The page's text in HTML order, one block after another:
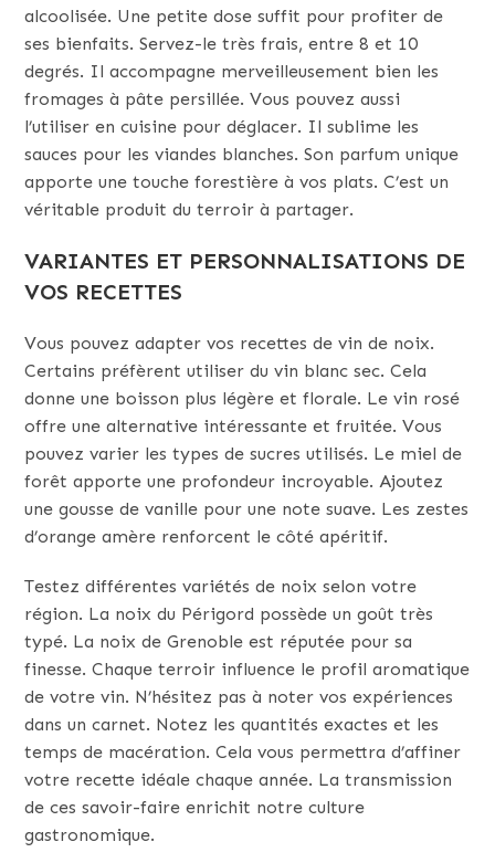
alcoolisée. Une petite dose suffit pour profiter de
ses bienfaits. Servez-le très frais, entre 8 et 10
degrés. Il accompagne merveilleusement bien les
fromages à pâte persillée. Vous pouvez aussi
l’utiliser en cuisine pour déglacer. Il sublime les
sauces pour les viandes blanches. Son parfum unique
apporte une touche forestière à vos plats. C’est un
véritable produit du terroir à partager.
VARIANTES ET PERSONNALISATIONS DE
VOS RECETTES
Vous pouvez adapter vos recettes de vin de noix.
Certains préfèrent utiliser du vin blanc sec. Cela
donne une boisson plus légère et florale. Le vin rosé
offre une alternative intéressante et fruitée. Vous
pouvez varier les types de sucres utilisés. Le miel de
forêt apporte une profondeur incroyable. Ajoutez
une gousse de vanille pour une note suave. Les zestes
d’orange amère renforcent le côté apéritif.
Testez différentes variétés de noix selon votre
région. La noix du Périgord possède un goût très
typé. La noix de Grenoble est réputée pour sa
finesse. Chaque terroir influence le profil aromatique
de votre vin. N’hésitez pas à noter vos expériences
dans un carnet. Notez les quantités exactes et les
temps de macération. Cela vous permettra d’affiner
votre recette idéale chaque année. La transmission
de ces savoir-faire enrichit notre culture
gastronomique.